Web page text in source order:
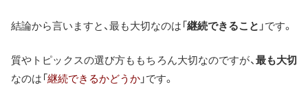
結論から言いますと、最も大切なのは「継続できること 」です。
質やトピックスの選び方ももちろん大切なのですが、 最も大切
なのは「継続できるかどうか 」です。